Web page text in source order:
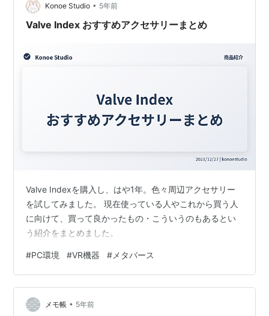
Konoe Studio • 5年前
Valve Index おすすめアクセサリーまとめ
Valve Indexを購入し、はや1年。色々周辺アクセサリー
を試してみました。 現在使っている人やこれから買う人
に向けて、買って良かったもの・こういうのもあるとい
う紹介をまとめました。
#PC環境 #VR機器 # メタバース
メモ帳 • 5年前